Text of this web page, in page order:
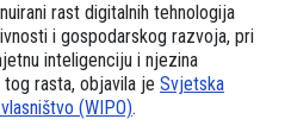
rast digitalnih tehnologija
i gospodarskog razvoja, pri
inteligenciju i njezina
rasta, objavila je Svjetska
(WIPO).